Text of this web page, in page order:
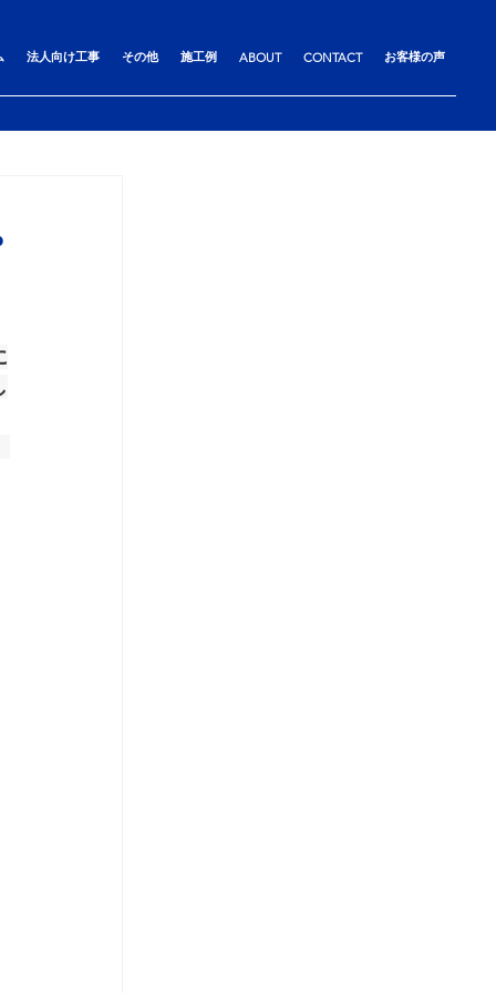
法人向け工事 その他 施工例 ABOUT CONTACT お客様の声